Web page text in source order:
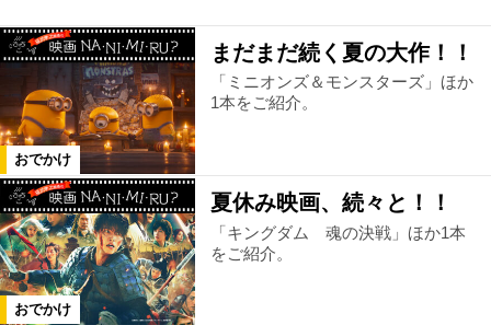
おでかけ
まだまだ続く夏の大作！！
「ミニオンズ＆モンスターズ」ほか
1本をご紹介。
おでかけ
夏休み映画、続々と！！
「キングダム 魂の決戦」ほか1本
をご紹介。